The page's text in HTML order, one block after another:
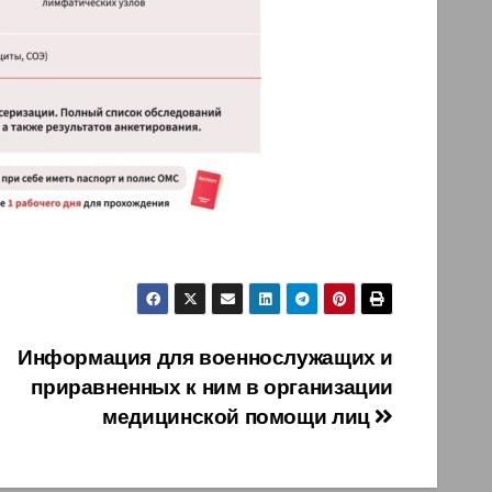
Информация для военнослужащих и
приравненных к ним в организации
медицинской помощи лиц